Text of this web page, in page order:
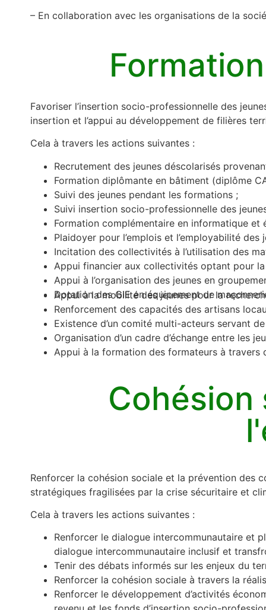
– En collaboration avec les organisations de la
Favoriser l’insertion socio-professionnelle des
insertion et l’appui au développement de filières
Cela à travers les actions suivantes :
Recrutement des jeunes déscolarisés
Formation diplômante en bâtiment (diplôme
Suivi des jeunes pendant les formations ;
Suivi insertion socio-professionnelle des
Formation complémentaire en informatique et
Plaidoyer pour l’emplois et l’employabilité des
Incitation des collectivités à l’utilisation des
Appui financier aux collectivités optant pour
Appui à l’organisation des jeunes en
Dotation des GIE en équipement de
Appui à la mobilité des jeunes pour la
Renforcement des capacités des artisans
Existence d’un comité multi-acteurs servant
Organisation d’un cadre d’échange entre les
Appui à la formation des formateurs à travers
Cohésion
Renforcer la cohésion sociale et la prévention des
stratégiques fragilisées par la crise sécuritaire et
Cela à travers les actions suivantes :
Renforcer le dialogue intercommunautaire et
dialogue intercommunautaire inclusif et
Tenir des débats informés sur les enjeux du
Renforcer la cohésion sociale à travers la
Renforcer le développement d’activités